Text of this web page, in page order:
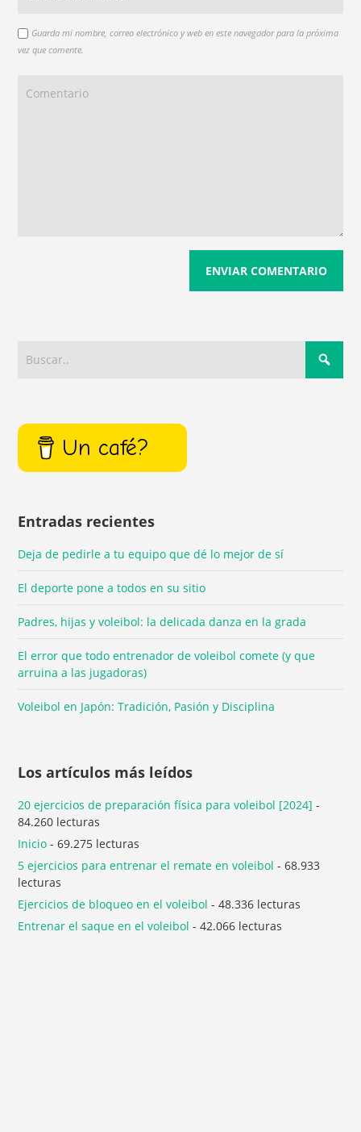
Guarda mi nombre, correo electrónico y web en este navegador para la próxima
vez que comente.
Un café?
Entradas recientes
Deja de pedirle a tu equipo que dé lo mejor de sí
El deporte pone a todos en su sitio
Padres, hijas y voleibol: la delicada danza en la grada
El error que todo entrenador de voleibol comete (y que
arruina a las jugadoras)
Voleibol en Japón: Tradición, Pasión y Disciplina
Los artículos más leídos
20 ejercicios de preparación física para voleibol [2024] -
84.260 lecturas
Inicio - 69.275 lecturas
5 ejercicios para entrenar el remate en voleibol - 68.933
lecturas
Ejercicios de bloqueo en el voleibol - 48.336 lecturas
Entrenar el saque en el voleibol - 42.066 lecturas